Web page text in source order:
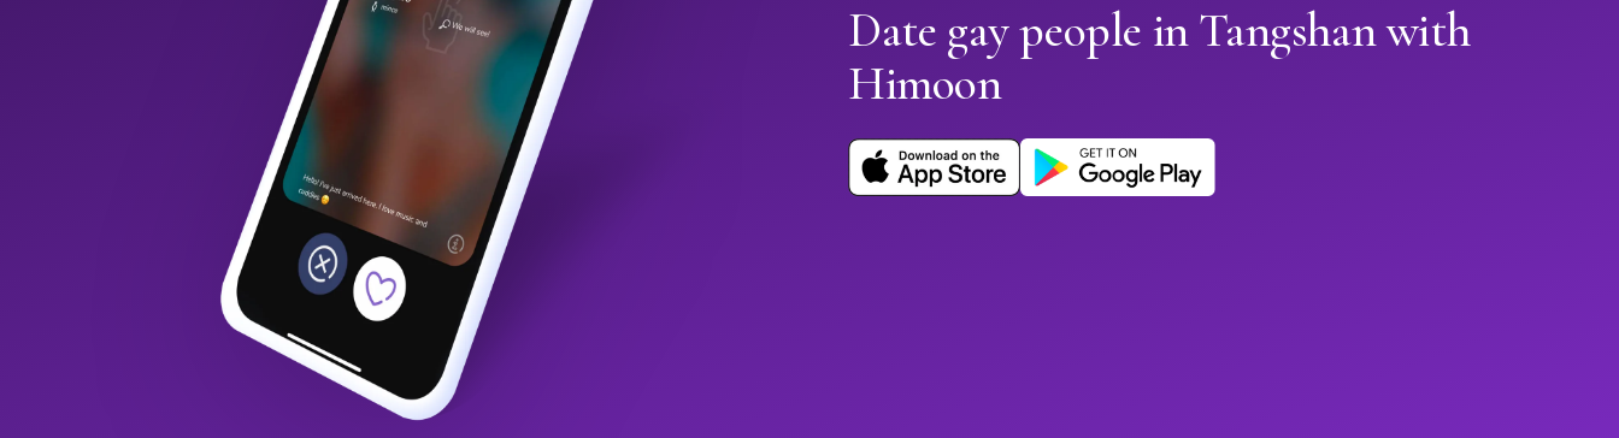
Date gay people in Tangshan with
Himoon